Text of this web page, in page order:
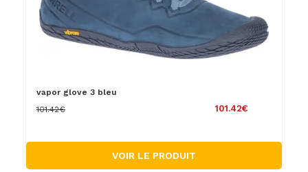
vapor glove 3 bleu
101.42€
101.42€
VOIR LE PRODUIT